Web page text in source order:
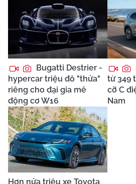
Bugatti Destrier -
hypercar triệu đô "thửa"
riêng cho đại gia mê
động cơ W16
từ 349
cỡ C
Nam
Hơn nửa triệu xe Toyota